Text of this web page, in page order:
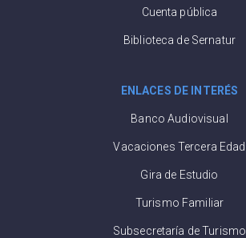
Cuenta pública
Biblioteca de Sernatur
ENLACES DE INTERÉS
Banco Audiovisual
Vacaciones Tercera Edad
Gira de Estudio
Turismo Familiar
Subsecretaría de Turismo